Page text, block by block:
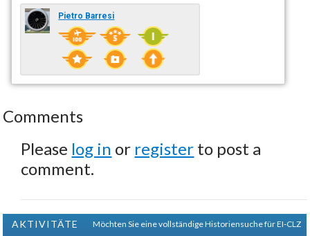
Pietro Barresi
Comments
Please log in or register to post a
comment.
AKTIVITÄTE
Möchten Sie eine vollständige Historiensuche für EI-CLZ